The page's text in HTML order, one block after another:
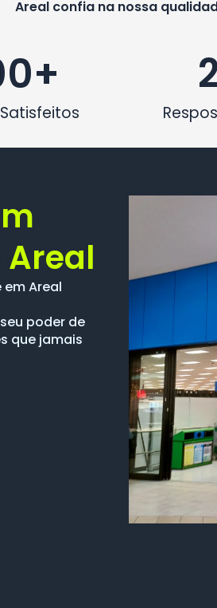
Areal confia na nossa
+
Areal
Areal
poder de
que jamais